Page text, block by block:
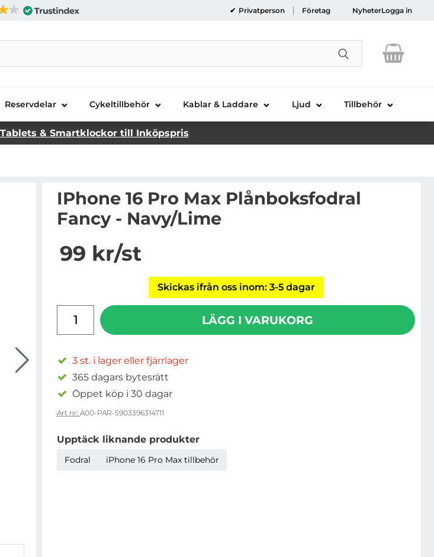
Privatperson Företag NyheterLogga in
Genomför
Reservdelar Cykeltillbehör Kablar & Laddare Ljud Tillbehör
& Smartklockor till Inköpspris
IPhone 16 Pro Max Plånboksfodral
Fancy - Navy/Lime
pris
99 kr/st
Skickas ifrån oss inom: 3-5 dagar
LÄGG I VARUKORG
3 st. i lager eller fjärrlager
365 dagars bytesrätt
Öppet köp i 30 dagar
Art nr: A00-PAR-5903396314711
Upptäck liknande produkter
Fodral iPhone 16 Pro Max tillbehör